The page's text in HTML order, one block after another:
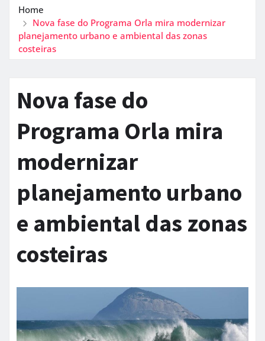
Home
Nova fase do Programa Orla mira modernizar
planejamento urbano e ambiental das zonas
costeiras
Nova fase do
Programa Orla mira
modernizar
planejamento urbano
e ambiental das zonas
costeiras